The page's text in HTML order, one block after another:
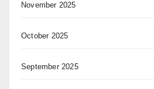
November 2025
October 2025
September 2025